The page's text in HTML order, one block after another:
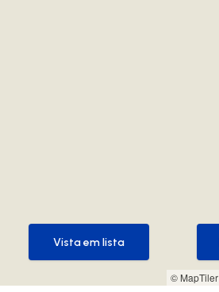
© MapTiler
Vista em lista
Vista em lista